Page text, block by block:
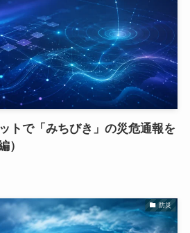
トで「みちびき」の災危通報を
）
防災